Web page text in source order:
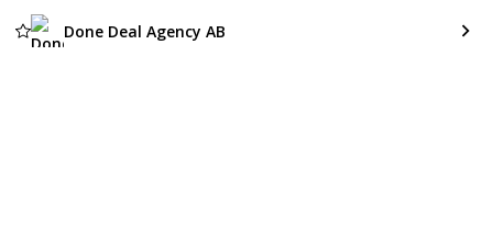
Done Deal Agency AB